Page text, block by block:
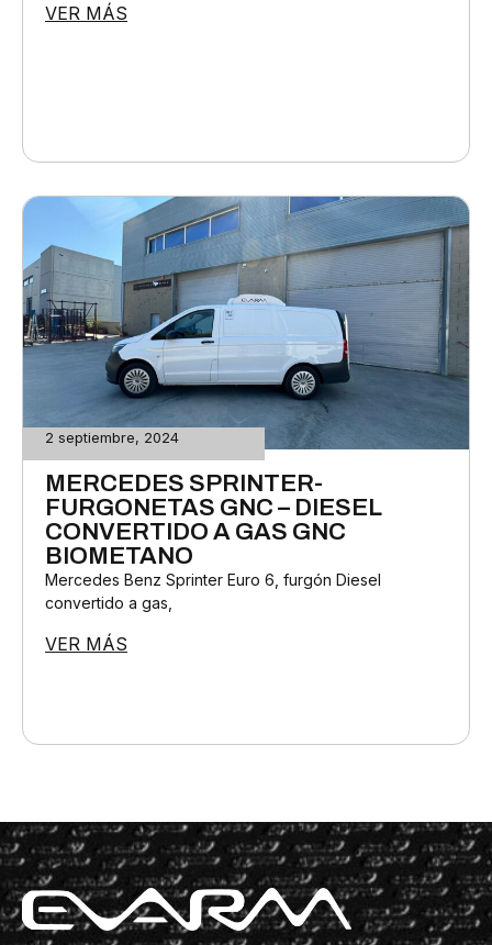
VER MÁS
2 septiembre, 2024
MERCEDES SPRINTER-
FURGONETAS GNC – DIESEL
CONVERTIDO A GAS GNC
BIOMETANO
Mercedes Benz Sprinter Euro 6, furgón Diesel
convertido a gas,
VER MÁS